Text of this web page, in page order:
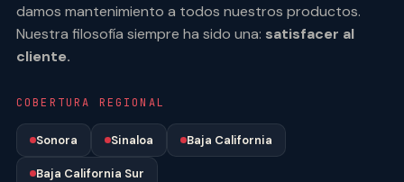
damos mantenimiento a todos nuestros productos.
Nuestra filosofía siempre ha sido una: satisfacer al
cliente.
COBERTURA REGIONAL
Sonora Sinaloa Baja California
Baja California Sur